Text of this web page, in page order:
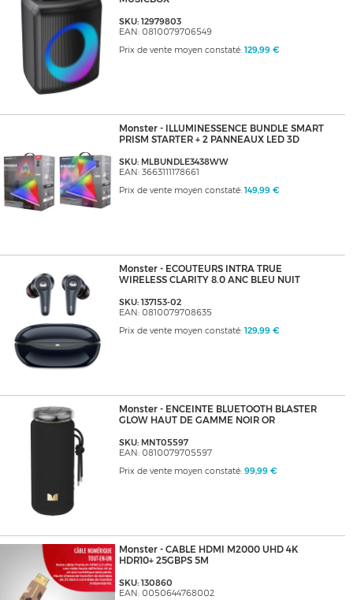
SKU: 12979803
EAN: 0810079706549
Prix de vente moyen constaté: 129,99 €
Monster - ILLUMINESSENCE BUNDLE SMART
PRISM STARTER + 2 PANNEAUX LED 3D
SKU: MLBUNDLE3438WW
EAN: 3663111178661
Prix de vente moyen constaté: 149,99 €
Monster - ECOUTEURS INTRA TRUE
WIRELESS CLARITY 8.0 ANC BLEU NUIT
SKU: 137153-02
EAN: 0810079708635
Prix de vente moyen constaté: 129,99 €
Monster - ENCEINTE BLUETOOTH BLASTER
GLOW HAUT DE GAMME NOIR OR
SKU: MNT05597
EAN: 0810079705597
Prix de vente moyen constaté: 99,99 €
Monster - CABLE HDMI M2000 UHD 4K
HDR10+ 25GBPS 5M
SKU: 130860
EAN: 0050644768002